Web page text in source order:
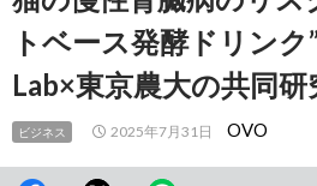
動
トベース発酵ドリン
Lab×東京農大の共同
ビジネス 2025年7月31日 OVO